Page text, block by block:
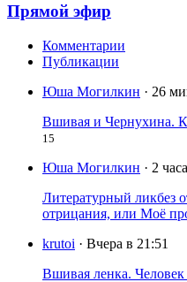
Прямой эфир
Комментарии
Публикации
Юша Могилкин · 26
Вшивая и Чернухина.
15
Юша Могилкин · 2
Литературный ликбез
отрицания, или Моё
krutoi · Вчера в 21:51
Вшивая ленка.